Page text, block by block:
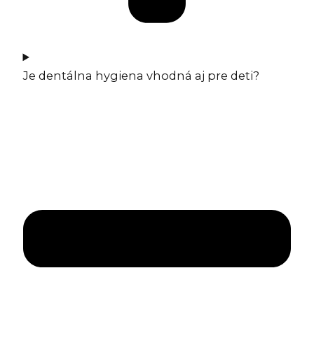
Je dentálna hygiena vhodná aj pre deti?